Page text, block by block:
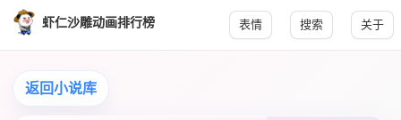
虾仁沙雕动画排行榜 表情 搜索 关于
返回小说库